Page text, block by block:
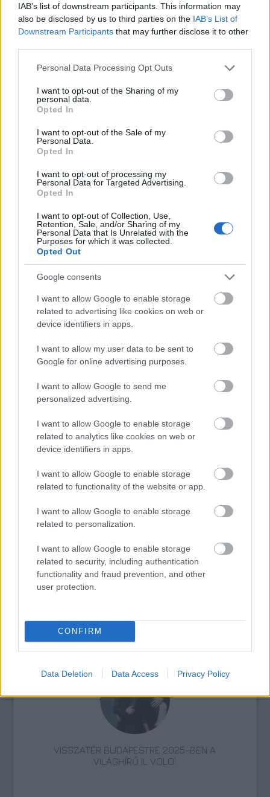
IAB’s list of downstream participants. This information may
also be disclosed by us to third parties on the IAB’s List of
Downstream Participants that may further disclose it to other
Please note that this website/app uses one or more Google
not limited to your visit or usage behaviour. You may click to
grant or deny consent to Google and its third-party tags to
use your data for below specified purposes in below Google
consent section.
Personal Data Processing Opt Outs
I want to opt-out of the Sharing of my
personal data.
Opted In
I want to opt-out of the Sale of my
Personal Data.
Opted In
I want to opt-out of processing my
Personal Data for Targeted Advertising.
Opted In
I want to opt-out of Collection, Use,
Retention, Sale, and/or Sharing of my
Personal Data that Is Unrelated with the
Purposes for which it was collected.
Opted Out
Google consents
I want to allow Google to enable storage
related to advertising like cookies on web or
device identifiers in apps.
I want to allow my user data to be sent to
Google for online advertising purposes.
I want to allow Google to send me
personalized advertising.
I want to allow Google to enable storage
related to analytics like cookies on web or
device identifiers in apps.
I want to allow Google to enable storage
related to functionality of the website or app.
I want to allow Google to enable storage
related to personalization.
I want to allow Google to enable storage
related to security, including authentication
functionality and fraud prevention, and other
user protection.
CONFIRM
Data Deletion Data Access Privacy Policy
bokorban aludta végig, reggel pedig a közeli
Acqua Paola-szökőkút medencéjében fürdött
meg.
A kezdeti nehézségek után a Via Giulia
utcában, a Collegium Hungaricum
épületében (a mai Róma Magyar Akadémián)
lelt szállásra. Később a római művészvilág
lakta Via Marguttára költözött. 1947-től a
Collegium Hungaricum művészeti
tanácsadója volt. 1949-ben megnyerte a
Termini pályaudvar homlokzati frízére kiírt
nemzetközi pályázatot. 1952-ben a XXIV.
Velencei Biennále olasz pavilonjában állított
ki, ahova később is visszatért. A magyar
művész olaszországi alkotásait Róma, Anzio,
Bari és Cosenza városa őrzi.
Életművében klasszikus és absztrakt
kompozíciók egyaránt megtalálhatók.
1984-ben halt meg Rómában. Budapesten, a
Farkasréti temetőben helyezték végső
nyugalomra.
Forrás:MTI
Olaszország Műemlék Szobrászat
AZ EMBERSÉG ÜNNEPE
„NEM TÖBB EZER EMBERRE UTAZUNK, HANEM
EGY VÁLOGATOTT TÁRSASÁGRA”
VISSZATÉR BUDAPESTRE 2025-BEN A
VILÁGHÍRŰ IL VOLO!